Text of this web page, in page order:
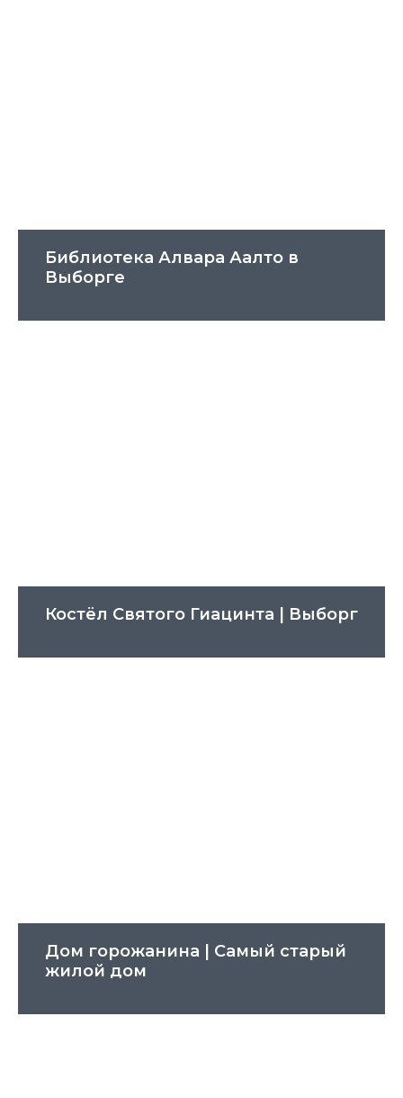
Библиотека Алвара Аалто в
Выборге
Костёл Святого Гиацинта | Выборг
Дом горожанина | Cамый старый
жилой дом